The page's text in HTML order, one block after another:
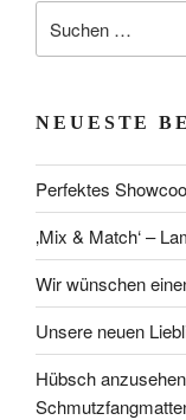
nach:
NEUESTE
Perfektes
‚Mix & Match‘ –
Wir wünschen
Unsere neuen
Hübsch